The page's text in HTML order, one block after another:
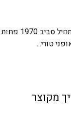
המושג אופני הרים אינו מושג חדש יחסית. זה התחיל סביב 1970 פחות
טורי...
מקוצר